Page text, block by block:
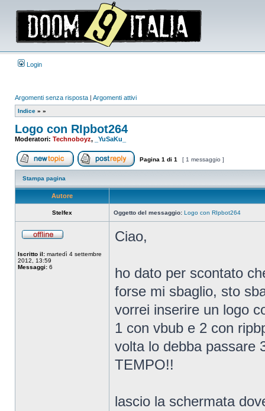
Login
Argomenti senza risposta | Argomenti attivi
Indice » »
Logo con RIpbot264
Moderatori: Technoboyz, _YuSaKu_
Apri un nuovo argomentoRispondi all’argomento
Pagina 1 di 1 [ 1 messaggio ]
Stampa pagina
Autore
Stelfex Oggetto del messaggio: Logo con RIpbot264
Iscritto il: martedì 4 settembre
2012, 13:59
Messaggi: 6
Ciao,
ho dato per scontato
forse mi sbaglio, sto
vorrei inserire un logo
1 con vbub e 2 con
volta lo debba passare
TEMPO!!
lascio la schermata